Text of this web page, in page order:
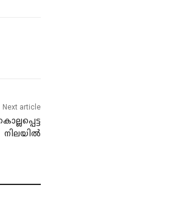
Next article
നിലയിൽ